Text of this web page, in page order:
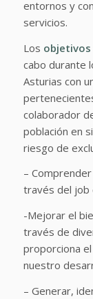
entornos y
servicios.
Los objetivos
cabo durante
Asturias con
colaborador
población en
riesgo de
–
través del job
-Mejorar el
través de
proporciona
nuestro
– Generar,